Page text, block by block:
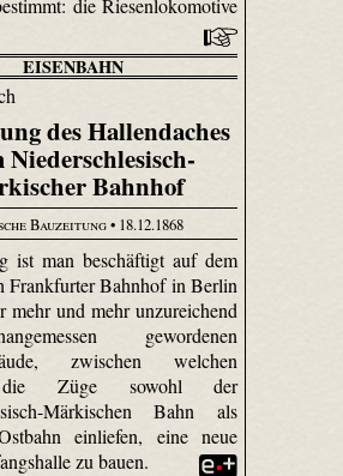
EISENBAHN
des Hallendaches
Niederschlesisch-
Bahnhof
Bauzeitung• 18.12.1868
ist man beschäftigt auf dem
Frankfurter Bahnhof in Berlin
mehr und mehr unzureichend
gewordenen
zwischen welchen
die Züge sowohl der
Märkischen Bahn als
einliefen, eine neue
zu bauen.